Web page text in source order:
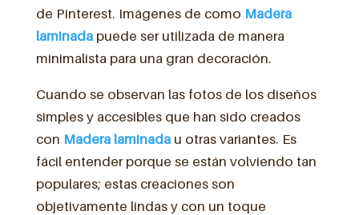
de Pinterest. Imágenes de como Madera
laminada puede ser utilizada de manera
minimalista para una gran decoración.
Cuando se observan las fotos de los diseños
simples y accesibles que han sido creados
con Madera laminada u otras variantes. Es
fácil entender porque se están volviendo tan
populares; estas creaciones son
objetivamente lindas y con un toque